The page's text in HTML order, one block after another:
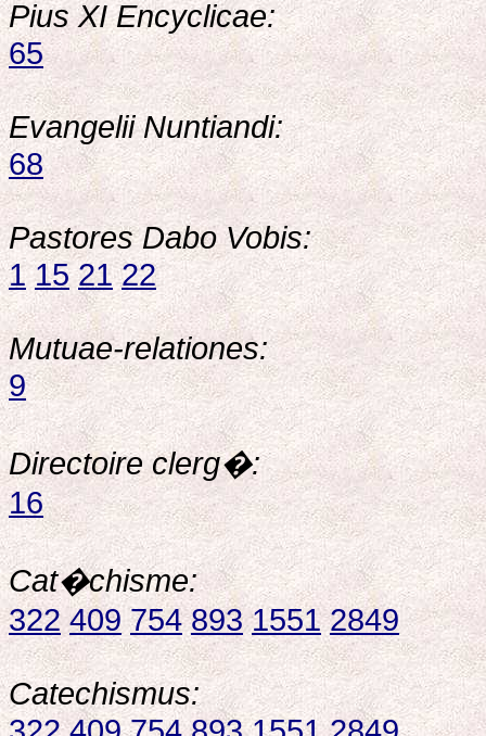
Pius XI Encyclicae:
65
Evangelii Nuntiandi:
68
Pastores Dabo Vobis:
1 15 21 22
Mutuae-relationes:
9
Directoire clerg�:
16
Cat�chisme:
322 409 754 893 1551 2849
Catechismus: